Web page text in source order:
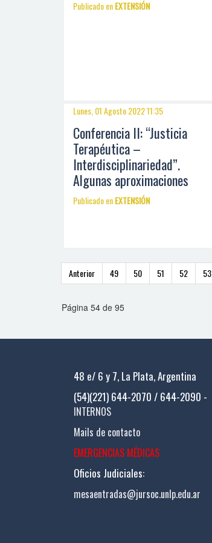
Publicado enEXTENSIÓN
Lunes, 01 Agosto 2022 11:35
Conferencia II: “Justicia
Terapéutica –
Interdisciplinariedad”.
Algunas aproximaciones
Publicado enEXTENSIÓN
Anterior 49 50 51 52 53
Página 54 de 95
48 e/ 6 y 7, La Plata, Argentina
(54)(221) 644-2070 / 644-2090 -
INTERNOS
Mails de contacto
EMERGENCIAS MÉDICAS
Oficios Judiciales:
mesaentradas@jursoc.unlp.edu.ar